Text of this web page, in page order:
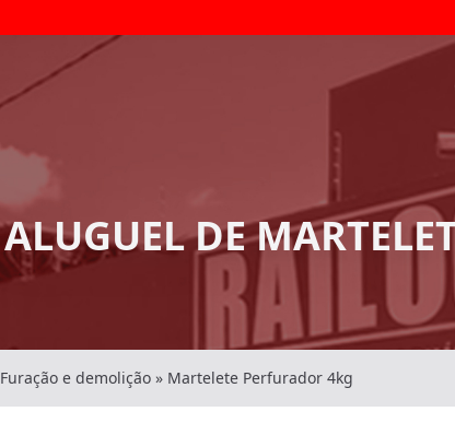
ALUGUEL DE
Furação e demolição » Martelete Perfurador 4kg